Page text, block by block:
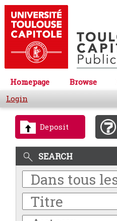
Homepage Browse
Login
Deposit
SEARCH